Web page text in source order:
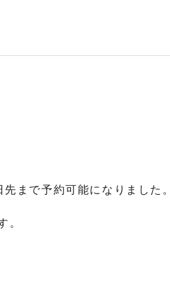
まで予約可能になりました。
。